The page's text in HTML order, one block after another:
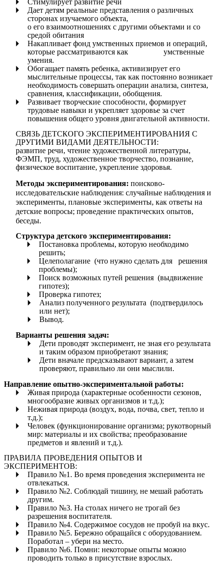
Дает детям реальные представления о различных
сторонах изучаемого объекта,
о его взаимоотношениях с другими объектами и со
средой обитания
Накапливает фонд умственных приемов и операций,
которые рассматриваются как умственные
умения.
Обогащает память ребенка, активизирует его
мыслительные процессы, так как постоянно возникает
необходимость совершать операции анализа, синтеза,
сравнения, классификации, обобщения.
Развивает творческие способности, формирует
трудовые навыки и укрепляет здоровье за счет
повышения общего уровня двигательной активности.
СВЯЗЬ ДЕТСКОГО ЭКСПЕРИМЕНТИРОВАНИЯ С
ДРУГИМИ ВИДАМИ ДЕЯТЕЛЬНОСТИ:
развитие речи, чтение художественной литературы,
ФЭМП, труд, художественное творчество, познание,
физическое воспитание, укрепление здоровья.
Методы экспериментирования: поисково-
исследовательские наблюдения: случайные наблюдения и
эксперименты, плановые эксперименты, как ответы на
детские вопросы; проведение практических опытов,
беседы.
Структура детского экспериментирования:
Постановка проблемы, которую необходимо
решить;
Целеполагание (что нужно сделать для решения
проблемы);
Поиск возможных путей решения (выдвижение
гипотез);
Проверка гипотез;
Анализ полученного результата (подтвердилось
или нет);
Вывод.
Варианты решения задач:
Дети проводят эксперимент, не зная его результата
и таким образом приобретают знания;
Дети вначале предсказывают вариант, а затем
проверяют, правильно ли они мыслили.
Направление опытно-экспериментальной работы:
Живая природа (характерные особенности сезонов,
многообразие живых организмов и т.д.);
Неживая природа (воздух, вода, почва, свет, тепло и
т.д.);
Человек (функционирование организма; рукотворный
мир: материалы и их свойства; преобразование
предметов и явлений и т.д.).
ПРАВИЛА ПРОВЕДЕНИЯ ОПЫТОВ И
ЭКСПЕРИМЕНТОВ:
Правило №1. Во время проведения эксперимента не
отвлекаться.
Правило №2. Соблюдай тишину, не мешай работать
другим.
Правило №3. На столах ничего не трогай без
разрешения воспитателя.
Правило №4. Содержимое сосудов не пробуй на вкус.
Правило №5. Бережно обращайся с оборудованием.
Поработал – убери на место.
Правило №6. Помни: некоторые опыты можно
проводить только в присутствие взрослых.